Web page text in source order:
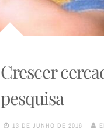
Crescer
pesquisa
13 DE JUNHO DE 2016